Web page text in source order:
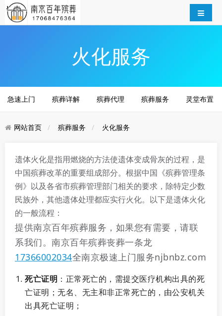
火化服务
急速上门 殡葬详解 殡葬代理 殡葬服务 灵堂布置
网站首页 殡葬服务 火化服务
遗体火化是指用燃烧的方法使遗体变成骨灰的过程，是
中国殡葬改革的重要组成部分。根据中国《殡葬管理条
例》以及各省市殡葬管理部门相关的要求，除特定少数
民族外，其他遗体处理都应实行火化。以下是遗体火化
的一般流程：
提供南京百年殡葬服务，如果您有需要，请联
系我们。南京百年殡葬丧葬一条龙
17366002034全南京极速上门服务njbnbz.com
死亡证明 ：正常死亡的，需提交医疗机构出具的死
亡证明；无名、无主和非正常死亡的，由公安机关
出具死亡证明；